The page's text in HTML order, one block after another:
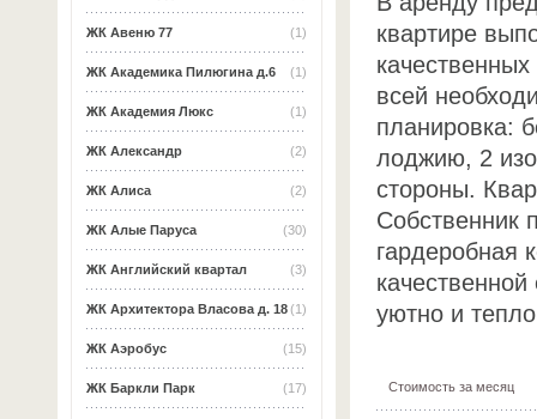
(1)
ЖК Авеню 77
(1)
ЖК Академика Пилюгина д.6
(1)
ЖК Академия Люкс
(2)
ЖК Александр
(2)
ЖК Алиса
(30)
ЖК Алые Паруса
(3)
ЖК Английский квартал
(1)
ЖК Архитектора Власова д. 18
(15)
ЖК Аэробус
(17)
ЖК Баркли Парк
квартире
всей
планировка:
лоджию, 2
стороны.
Собственник
гардеробная
уютно и
Стоимость за месяц